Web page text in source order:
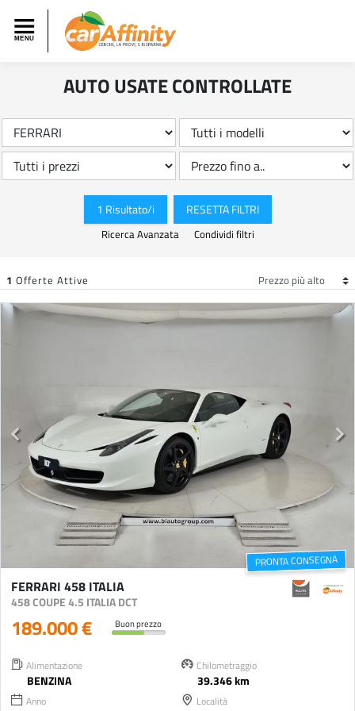
AUTO USATE CONTROLLATE
1 Risultato/i RESETTA FILTRI
Ricerca Avanzata Condividi filtri
1 Offerte Attive
PRONTA CONSEGNA
FERRARI 458 ITALIA
458 COUPE 4.5 ITALIA DCT
189.000 € Buon prezzo
Alimentazione
BENZINA
Chilometraggio
39.346 km
Anno Località